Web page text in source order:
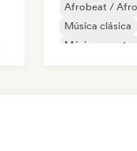
Afrobeat /
Música clásica
Música country